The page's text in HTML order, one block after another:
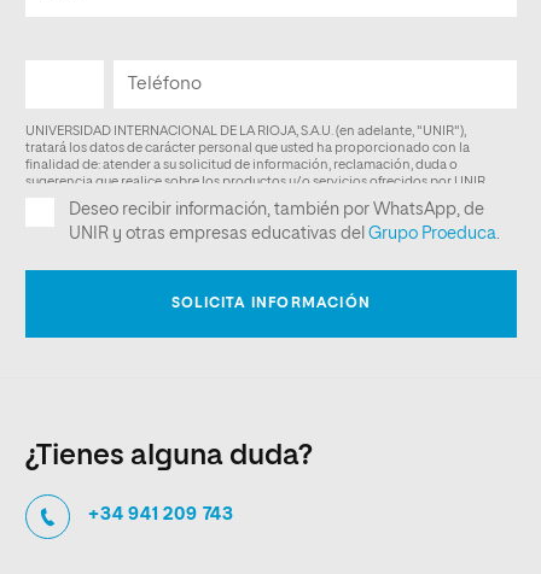
¿Tienes alguna duda?
+34 941 209 743